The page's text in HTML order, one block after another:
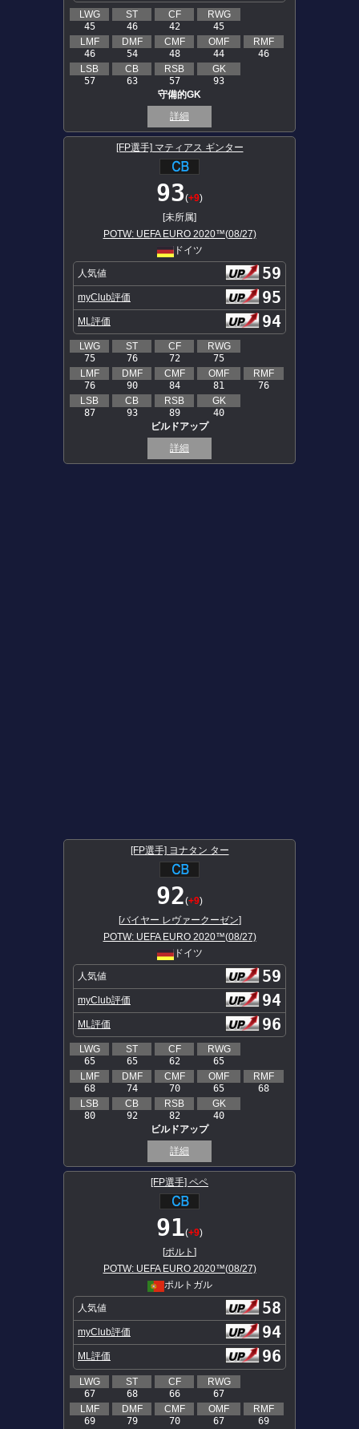
LWG
45
ST
46
CF
42
RWG
45
LMF
46
DMF
54
CMF
48
OMF
44
RMF
46
LSB
57
CB
63
RSB
57
GK
93
守備的GK
詳細
[FP選手] マティアス ギンター
93(+9)
[未所属]
POTW: UEFA EURO 2020™(08/27)
ドイツ
人気値 59
myClub評価 95
ML評価 94
LWG
75
ST
76
CF
72
RWG
75
LMF
76
DMF
90
CMF
84
OMF
81
RMF
76
LSB
87
CB
93
RSB
89
GK
40
ビルドアップ
詳細
[FP選手] ヨナタン ター
92(+9)
[バイヤー レヴァークーゼン]
POTW: UEFA EURO 2020™(08/27)
ドイツ
人気値 59
myClub評価 94
ML評価 96
LWG
65
ST
65
CF
62
RWG
65
LMF
68
DMF
74
CMF
70
OMF
65
RMF
68
LSB
80
CB
92
RSB
82
GK
40
ビルドアップ
詳細
[FP選手] ペペ
91(+9)
[ポルト ]
POTW: UEFA EURO 2020™(08/27)
ポルトガル
人気値 58
myClub評価 94
ML評価 96
LWG
67
ST
68
CF
66
RWG
67
LMF
69
DMF
79
CMF
70
OMF
67
RMF
69